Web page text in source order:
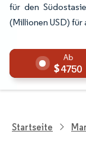
für den
(Millionen USD) für
4750
Startseite